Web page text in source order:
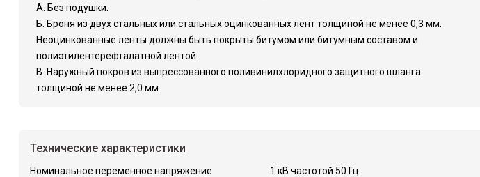
А. Без подушки.
Б. Броня из двух стальных или стальных оцинкованных лент толщиной не менее 0,3 мм.
Неоцинкованные ленты должны быть покрыты битумом или битумным составом и
полиэтилентерефталатной лентой.
В. Наружный покров из выпрессованного поливинилхлоридного защитного шланга
толщиной не менее 2,0 мм.
Технические характеристики
Номинальное переменное напряжение
1 кВ частотой 50 Гц